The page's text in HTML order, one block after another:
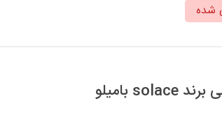
شده